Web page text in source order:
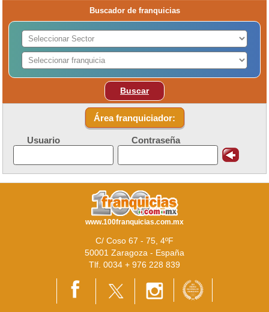
Buscador de franquicias
Buscar
Área franquiciador:
Usuario Contraseña
www.100franquicias.com.mx
C/ Coso 67 - 75, 4ºF
50001 Zaragoza - España
Tlf. 0034 + 976 228 839